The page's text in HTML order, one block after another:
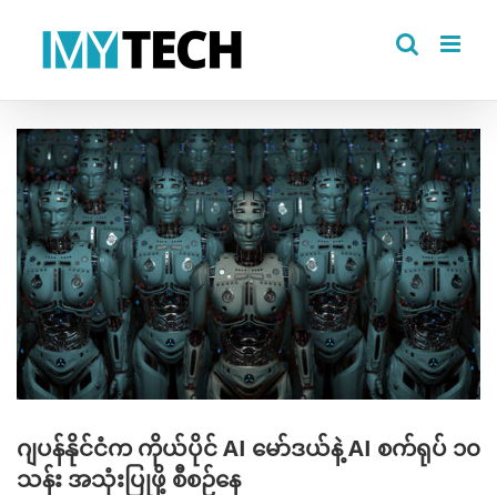
View
Larger
Image
ဂျပန်နိုင်ငံက ကိုယ်ပိုင် AI မော်ဒယ်နဲ့ AI စက်ရုပ် ၁၀
သန်း အသုံးပြုဖို့ စီစဉ်နေ